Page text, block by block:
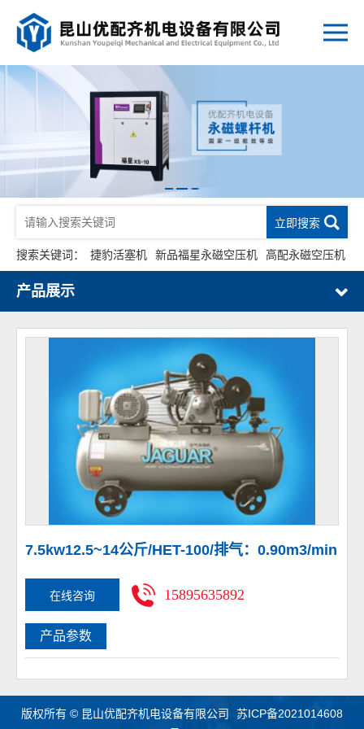
立即搜索
搜索关键词： 捷豹活塞机 新品福星永磁空压机 高配永磁空压机
产品展示
7.5kw12.5~14公斤/HET-100/排气：0.90m3/min
在线咨询 15895635892
产品参数
版权所有 © 昆山优配齐机电设备有限公司
苏ICP备2021014608